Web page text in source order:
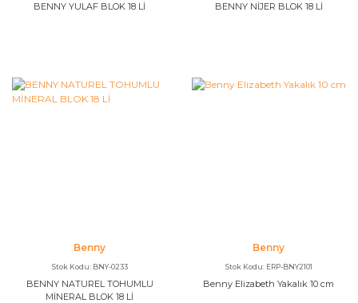
BENNY YULAF BLOK 18 Lİ BENNY NİJER BLOK 18 Lİ
Benny
Stok Kodu: BNY-0233
BENNY NATUREL TOHUMLU
MİNERAL BLOK 18 Lİ
Benny
Stok Kodu: ERP-BNY2101
Benny Elizabeth Yakalık 10 cm